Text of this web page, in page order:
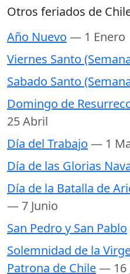
Otros feriados de
Año Nuevo — 1 Enero
Viernes Santo
Sabado Santo
Domingo de
25 Abril
Día del Trabajo — 1
Día de las Glorias
Día de la Batalla de
— 7 Junio
San Pedro y San Pablo
Solemnidad de la
Patrona de Chile— 16